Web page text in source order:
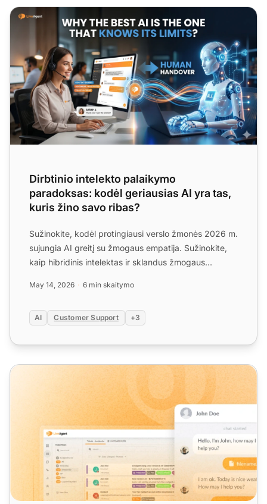
Dirbtinio intelekto palaikymo paradoksas: kodėl
Dirbtinio intelekto palaikymo
paradoksas: kodėl geriausias AI yra tas,
kuris žino savo ribas?
Sužinokite, kodėl protingiausi verslo žmonės 2026 m.
sujungia AI greitį su žmogaus empatija. Sužinokite,
kaip hibridinis intelektas ir sklandus žmogaus
May 14, 2026 6 min skaitymo
AI Customer Support +3
LiveAgent mėnesio produkto atnaujinimas: gegužės laida